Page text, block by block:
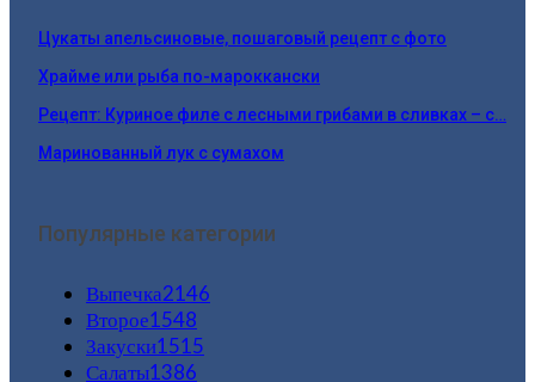
Цукаты апельсиновые, пошаговый рецепт с фото
Храйме или рыба по-мароккански
Рецепт: Куриное филе с лесными грибами в сливках – с…
Маринованный лук с сумахом
Популярные категории
Выпечка2146
Второе1548
Закуски1515
Салаты1386